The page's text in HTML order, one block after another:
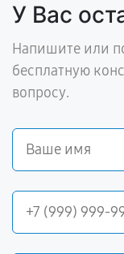
У Вас
Напишите или
бесплатную
вопросу.